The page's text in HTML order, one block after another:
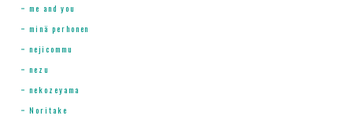
me and you
minä perhonen
nejicommu
nezu
nekozeyama
Noritake